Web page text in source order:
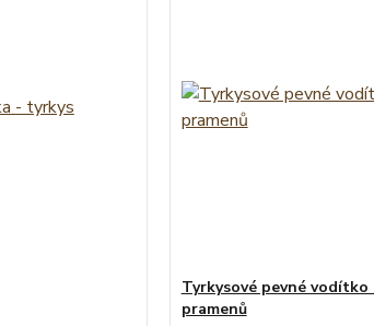
Tyrkysové pevné vodítko
pramenů